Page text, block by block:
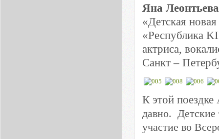
Яна Леонтьева
«Детская
«Республика
актриса,
Санкт –
К этой поездке
давно.
участие во